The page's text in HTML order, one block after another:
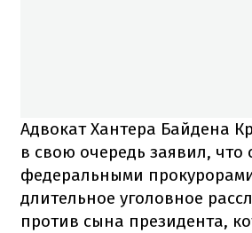
Адвокат Хантера Байдена
в свою очередь заявил, что
федеральными
длительное уголовное
против сына президента,